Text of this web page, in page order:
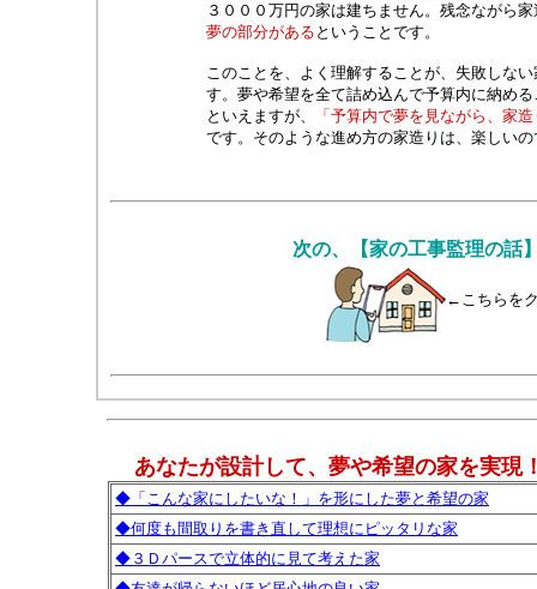
３０００万円の家は建ちません。残念ながら
夢の部分がある ということです。
このことを、よく理解することが、失敗しな
す。夢や希望を全て詰め込んで予算内に納め
といえますが、
「予算内で夢を見ながら、家
です。そのような進め方の家造りは、楽しい
次の、【家の工事監理の話
←こちらを
あなたが設計して、夢や希望の家を実現
◆「こんな家にしたいな！」を形にした夢と希望の家
◆何度も間取りを書き直して理想にピッタリな家
◆３Ｄパースで立体的に見て考えた家